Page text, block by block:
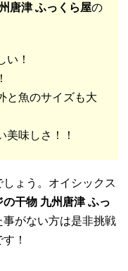
唐津 ふっくら屋の
い！
と魚のサイズも大
美味しさ！！
ょう。オイシックス
の干物 九州唐津 ふっ
がない方は是非挑戦
！